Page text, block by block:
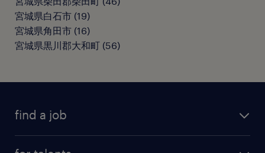
宮城県白石市 (19)
宮城県角田市 (16)
宮城県黒川郡大和町 (56)
find a job